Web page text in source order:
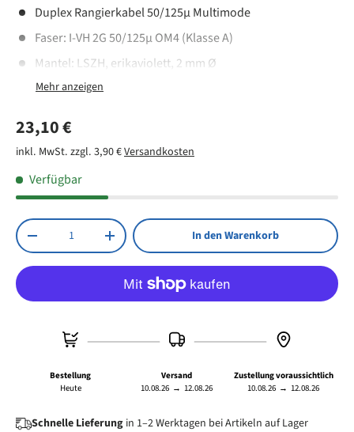
Duplex Rangierkabel 50/125µ Multimode
Faser: I-VH 2G 50/125µ OM4 (Klasse A)
Mantel: LSZH, erikaviolett, 2 mm Ø
Anwendung: bis 40 Gbit/s / 125 m
Qualität: Jedes Kabel ist mit einem Prüfprotokoll
versehen
Normaler Preis
23,10 €
inkl. MwSt. zzgl. 3,90 €Versandkosten
Verfügbar
Anzahl
Menge verringernMenge erhöhen In den Warenkorb
Bestellung
Heute
Versand
10.08.26 → 12.08.26
Zustellung voraussichtlich
10.08.26 → 12.08.26
Schnelle Lieferung in 1–2 Werktagen bei Artikeln auf Lager